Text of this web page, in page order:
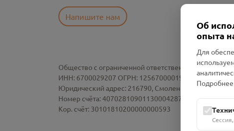
Напишите нам
Общество с ограниченной ответственностью
ИНН: 6700029207 ОГРН: 1256700001986
Юридический адрес: 216790, Смоленская область, р-
Номер счёта: 40702810901130004287 в АО
Кор. счёт: 30101810200000000593
Об
опыта
Для
Подробнее